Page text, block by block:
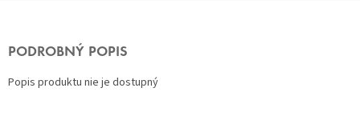
PODROBNÝ POPIS
Popis produktu nie je dostupný